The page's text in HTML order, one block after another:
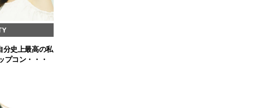
分史上最高の私
プコン・・・